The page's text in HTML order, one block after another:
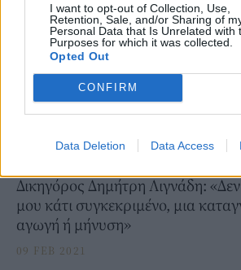
I want to opt-out of Collection, Use,
Retention, Sale, and/or Sharing of
Personal Data that Is Unrelated with
Purposes for which it was collected.
Opted Out
CONFIRM
Data Deletion Data Access
Δικηγόρος Δημήτρη Λιγνάδη:
μου κάτι συγκεκριμένο, μια
αγωγή ή μήνυση»
09 FEB 2021